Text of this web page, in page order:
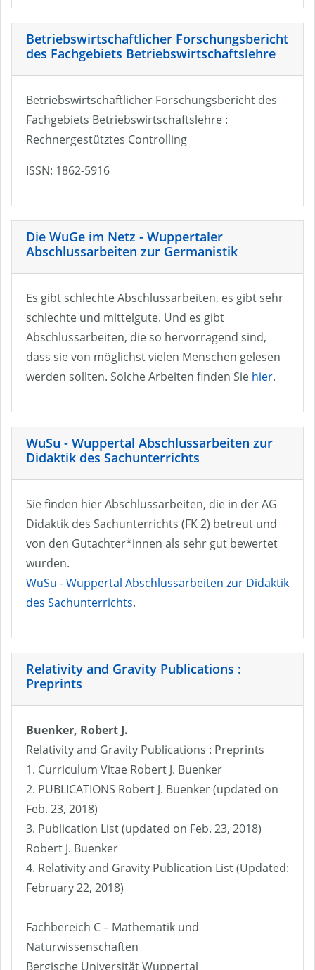
Betriebswirtschaftlicher Forschungsbericht
des Fachgebiets Betriebswirtschaftslehre
Betriebswirtschaftlicher Forschungsbericht des
Fachgebiets Betriebswirtschaftslehre :
Rechnergestütztes Controlling
ISSN: 1862-5916
Die WuGe im Netz - Wuppertaler
Abschlussarbeiten zur Germanistik
Es gibt schlechte Abschlussarbeiten, es gibt sehr
schlechte und mittelgute. Und es gibt
Abschlussarbeiten, die so hervorragend sind,
dass sie von möglichst vielen Menschen gelesen
werden sollten. Solche Arbeiten finden Sie hier.
WuSu - Wuppertal Abschlussarbeiten zur
Didaktik des Sachunterrichts
Sie finden hier Abschlussarbeiten, die in der AG
Didaktik des Sachunterrichts (FK 2) betreut und
von den Gutachter*innen als sehr gut bewertet
wurden.
WuSu - Wuppertal Abschlussarbeiten zur Didaktik
des Sachunterrichts.
Relativity and Gravity Publications :
Preprints
Buenker, Robert J.
Relativity and Gravity Publications : Preprints
1. Curriculum Vitae Robert J. Buenker
2. PUBLICATIONS Robert J. Buenker (updated on
Feb. 23, 2018)
3. Publication List (updated on Feb. 23, 2018)
Robert J. Buenker
4. Relativity and Gravity Publication List (Updated:
February 22, 2018)
Fachbereich C – Mathematik und
Naturwissenschaften
Bergische Universität Wuppertal